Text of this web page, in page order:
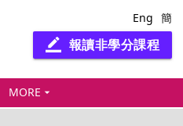
Eng 簡
border_color 報讀非學分課程
MORE arrow_drop_down